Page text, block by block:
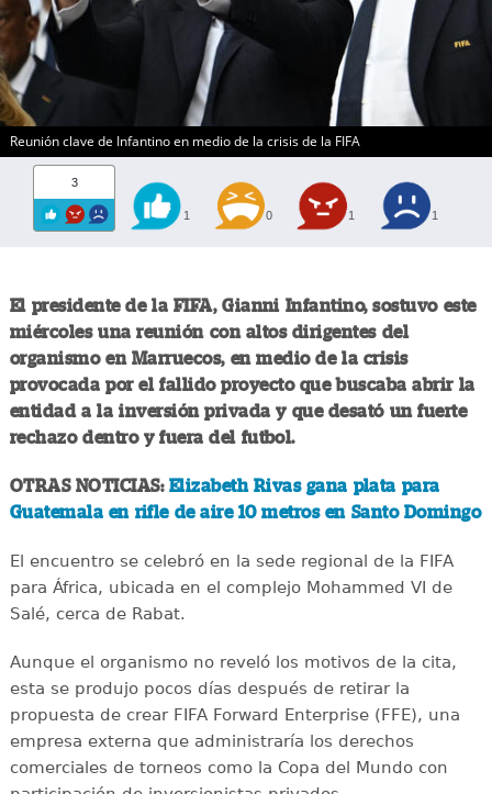
Reunión clave de Infantino en medio de la crisis de la FIFA
3
1 0 1 1
El presidente de la FIFA, Gianni Infantino, sostuvo este
miércoles una reunión con altos dirigentes del
organismo en Marruecos, en medio de la crisis
provocada por el fallido proyecto que buscaba abrir la
entidad a la inversión privada y que desató un fuerte
rechazo dentro y fuera del futbol.
OTRAS NOTICIAS: Elizabeth Rivas gana plata para
Guatemala en rifle de aire 10 metros en Santo Domingo
El encuentro se celebró en la sede regional de la FIFA
para África, ubicada en el complejo Mohammed VI de
Salé, cerca de Rabat.
Aunque el organismo no reveló los motivos de la cita,
esta se produjo pocos días después de retirar la
propuesta de crear FIFA Forward Enterprise (FFE), una
empresa externa que administraría los derechos
comerciales de torneos como la Copa del Mundo con